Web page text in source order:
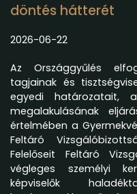
döntés hátterét
2026-06-22
Az Országgyűlés
tagjainak és
egyedi határozatait,
megalakulásának
értelmében a
Feltáró
Felelőseit Feltáró
végleges személyi
képviselők